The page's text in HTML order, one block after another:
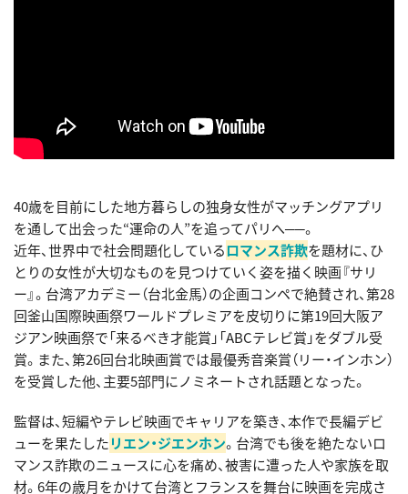
40歳を目前にした地方暮らしの独身女性がマッチングアプリ
を通して出会った“運命の人”を追ってパリへ──。
近年、世界中で社会問題化しているロマンス詐欺を題材に、ひ
とりの女性が大切なものを見つけていく姿を描く映画『サリ
ー』。台湾アカデミー（台北金馬）の企画コンペで絶賛され、第28
回釜山国際映画祭ワールドプレミアを皮切りに第19回大阪ア
ジアン映画祭で「来るべき才能賞」「ABCテレビ賞」をダブル受
賞。また、第26回台北映画賞では最優秀音楽賞（リー・インホン）
を受賞した他、主要5部門にノミネートされ話題となった。
監督は、短編やテレビ映画でキャリアを築き、本作で長編デビ
ューを果たしたリエン・ジエンホン。台湾でも後を絶たないロ
マンス詐欺のニュースに心を痛め、被害に遭った人や家族を取
材。6年の歳月をかけて台湾とフランスを舞台に映画を完成さ